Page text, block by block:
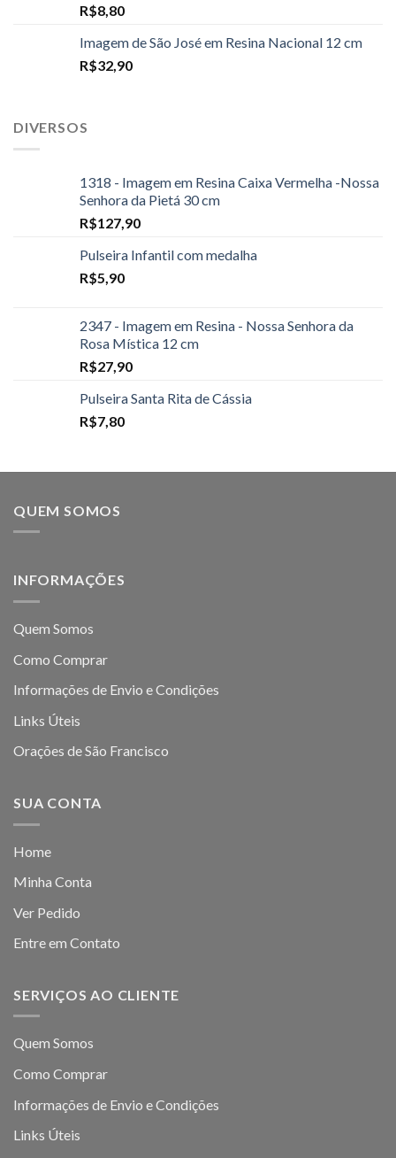
R$8,80
Imagem de São José em Resina Nacional 12 cm
R$32,90
DIVERSOS
1318 - Imagem em Resina Caixa Vermelha -Nossa
Senhora da Pietá 30 cm
R$127,90
Pulseira Infantil com medalha
R$5,90
2347 - Imagem em Resina - Nossa Senhora da
Rosa Mística 12 cm
R$27,90
Pulseira Santa Rita de Cássia
R$7,80
QUEM SOMOS
INFORMAÇÕES
Quem Somos
Como Comprar
Informações de Envio e Condições
Links Úteis
Orações de São Francisco
SUA CONTA
Home
Minha Conta
Ver Pedido
Entre em Contato
SERVIÇOS AO CLIENTE
Quem Somos
Como Comprar
Informações de Envio e Condições
Links Úteis